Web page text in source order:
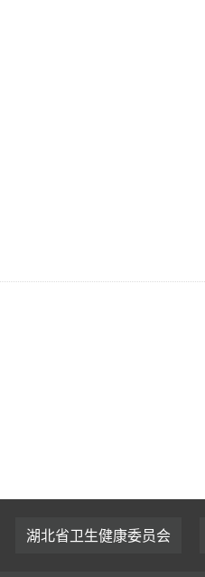
湖北省卫生健康委员会